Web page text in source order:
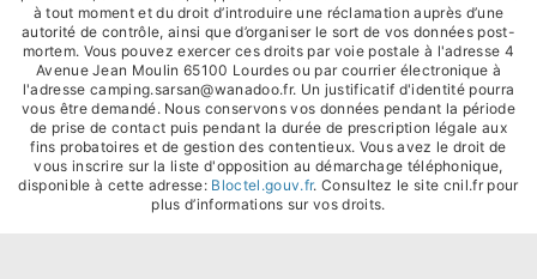
à tout moment et du droit d’introduire une réclamation auprès d’une
autorité de contrôle, ainsi que d’organiser le sort de vos données post-
mortem. Vous pouvez exercer ces droits par voie postale à l'adresse 4
Avenue Jean Moulin 65100 Lourdes ou par courrier électronique à
l'adresse camping.sarsan@wanadoo.fr. Un justificatif d'identité pourra
vous être demandé. Nous conservons vos données pendant la période
de prise de contact puis pendant la durée de prescription légale aux
fins probatoires et de gestion des contentieux. Vous avez le droit de
vous inscrire sur la liste d'opposition au démarchage téléphonique,
disponible à cette adresse: Bloctel.gouv.fr. Consultez le site cnil.fr pour
plus d’informations sur vos droits.